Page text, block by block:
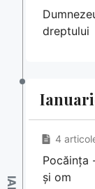
dreptului
4
Pocăința
și om